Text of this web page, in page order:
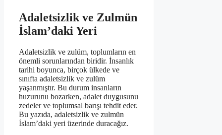
Adaletsizlik ve Zulmün
İslam’daki Yeri
Adaletsizlik ve zulüm, toplumların en
önemli sorunlarından biridir. İnsanlık
tarihi boyunca, birçok ülkede ve
sınıfta adaletsizlik ve zulüm
yaşanmıştır. Bu durum insanların
huzurunu bozarken, adalet duygusunu
zedeler ve toplumsal barışı tehdit eder.
Bu yazıda, adaletsizlik ve zulmün
İslam’daki yeri üzerinde duracağız.